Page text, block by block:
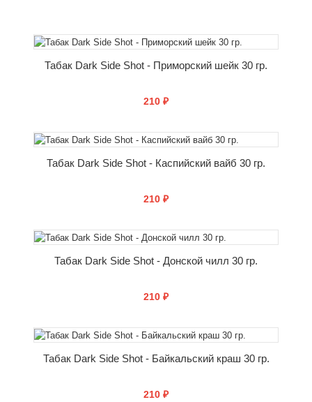
КУПИТЬ
Табак Dark Side Shot - Приморский шейк 30 гр.
210 ₽
КУПИТЬ
Табак Dark Side Shot - Каспийский вайб 30 гр.
210 ₽
КУПИТЬ
Табак Dark Side Shot - Донской чилл 30 гр.
210 ₽
КУПИТЬ
Табак Dark Side Shot - Байкальский краш 30 гр.
210 ₽